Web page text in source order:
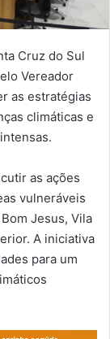
Cruz do Sul
Vereador
as estratégias
climáticas e
as ações
vulneráveis
Jesus, Vila
A iniciativa
para um